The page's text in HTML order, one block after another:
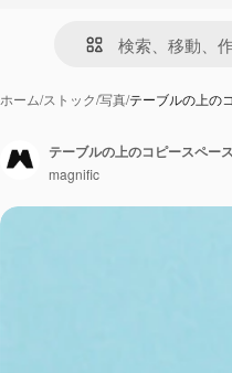
ホーム/ストック/写真/テーブルの上の
テーブルの上のコピースペー
magnific